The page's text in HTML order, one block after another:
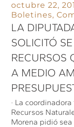
octubre 22,
Boletines,
LA
SOLICITÓ
RECURSOS
A MEDIO
· La
Recursos
Morena pidió